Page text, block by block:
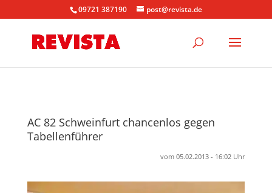
09721 387190 post@revista.de
AC 82 Schweinfurt chancenlos gegen
Tabellenführer
vom 05.02.2013 - 16:02 Uhr